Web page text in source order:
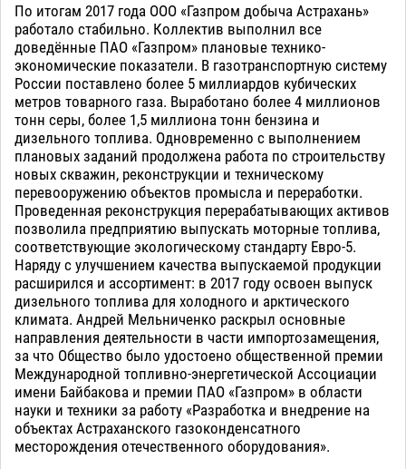
По итогам 2017 года ООО «Газпром добыча Астрахань»
работало стабильно. Коллектив выполнил все
доведённые ПАО «Газпром» плановые технико-
экономические показатели. В газотранспортную систему
России поставлено более 5 миллиардов кубических
метров товарного газа. Выработано более 4 миллионов
тонн серы, более 1,5 миллиона тонн бензина и
дизельного топлива. Одновременно с выполнением
плановых заданий продолжена работа по строительству
новых скважин, реконструкции и техническому
перевооружению объектов промысла и переработки.
Проведенная реконструкция перерабатывающих активов
позволила предприятию выпускать моторные топлива,
соответствующие экологическому стандарту Евро-5.
Наряду с улучшением качества выпускаемой продукции
расширился и ассортимент: в 2017 году освоен выпуск
дизельного топлива для холодного и арктического
климата. Андрей Мельниченко раскрыл основные
направления деятельности в части импортозамещения,
за что Общество было удостоено общественной премии
Международной топливно-энергетической Ассоциации
имени Байбакова и премии ПАО «Газпром» в области
науки и техники за работу «Разработка и внедрение на
объектах Астраханского газоконденсатного
месторождения отечественного оборудования».